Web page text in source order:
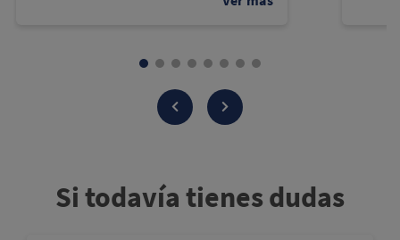
Si todavía tienes dudas